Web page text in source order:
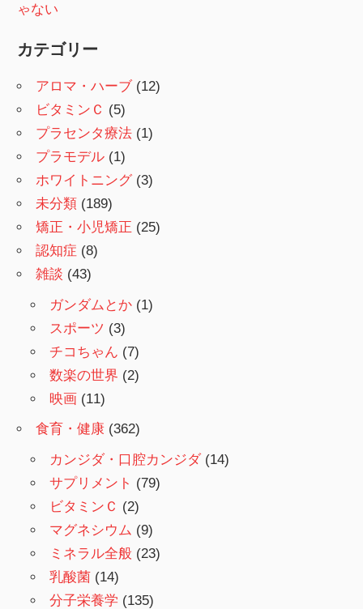
ゃない
カテゴリー
アロマ・ハーブ (12)
ビタミンＣ (5)
プラセンタ療法 (1)
プラモデル (1)
ホワイトニング(3)
未分類 (189)
矯正・小児矯正 (25)
認知症 (8)
雑談 (43)
ガンダムとか (1)
スポーツ (3)
チコちゃん (7)
数楽の世界 (2)
映画 (11)
食育・健康 (362)
カンジダ・口腔カンジダ(14)
サプリメント (79)
ビタミンＣ (2)
マグネシウム (9)
ミネラル全般 (23)
乳酸菌 (14)
分子栄養学 (135)